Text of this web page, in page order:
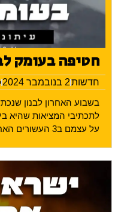
חטיפה בעומק
חדשות2 בנובמבר 2024
בשבוע האחרון לבנון
לתכתיבי המציאות שהיא
על עצמם ב3 העשורים האחרונים.